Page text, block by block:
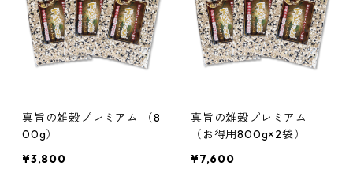
真旨の雑穀プレミアム （8
00g）
¥3,800
真旨の雑穀プレミアム
（お得用800g×2袋）
¥7,600